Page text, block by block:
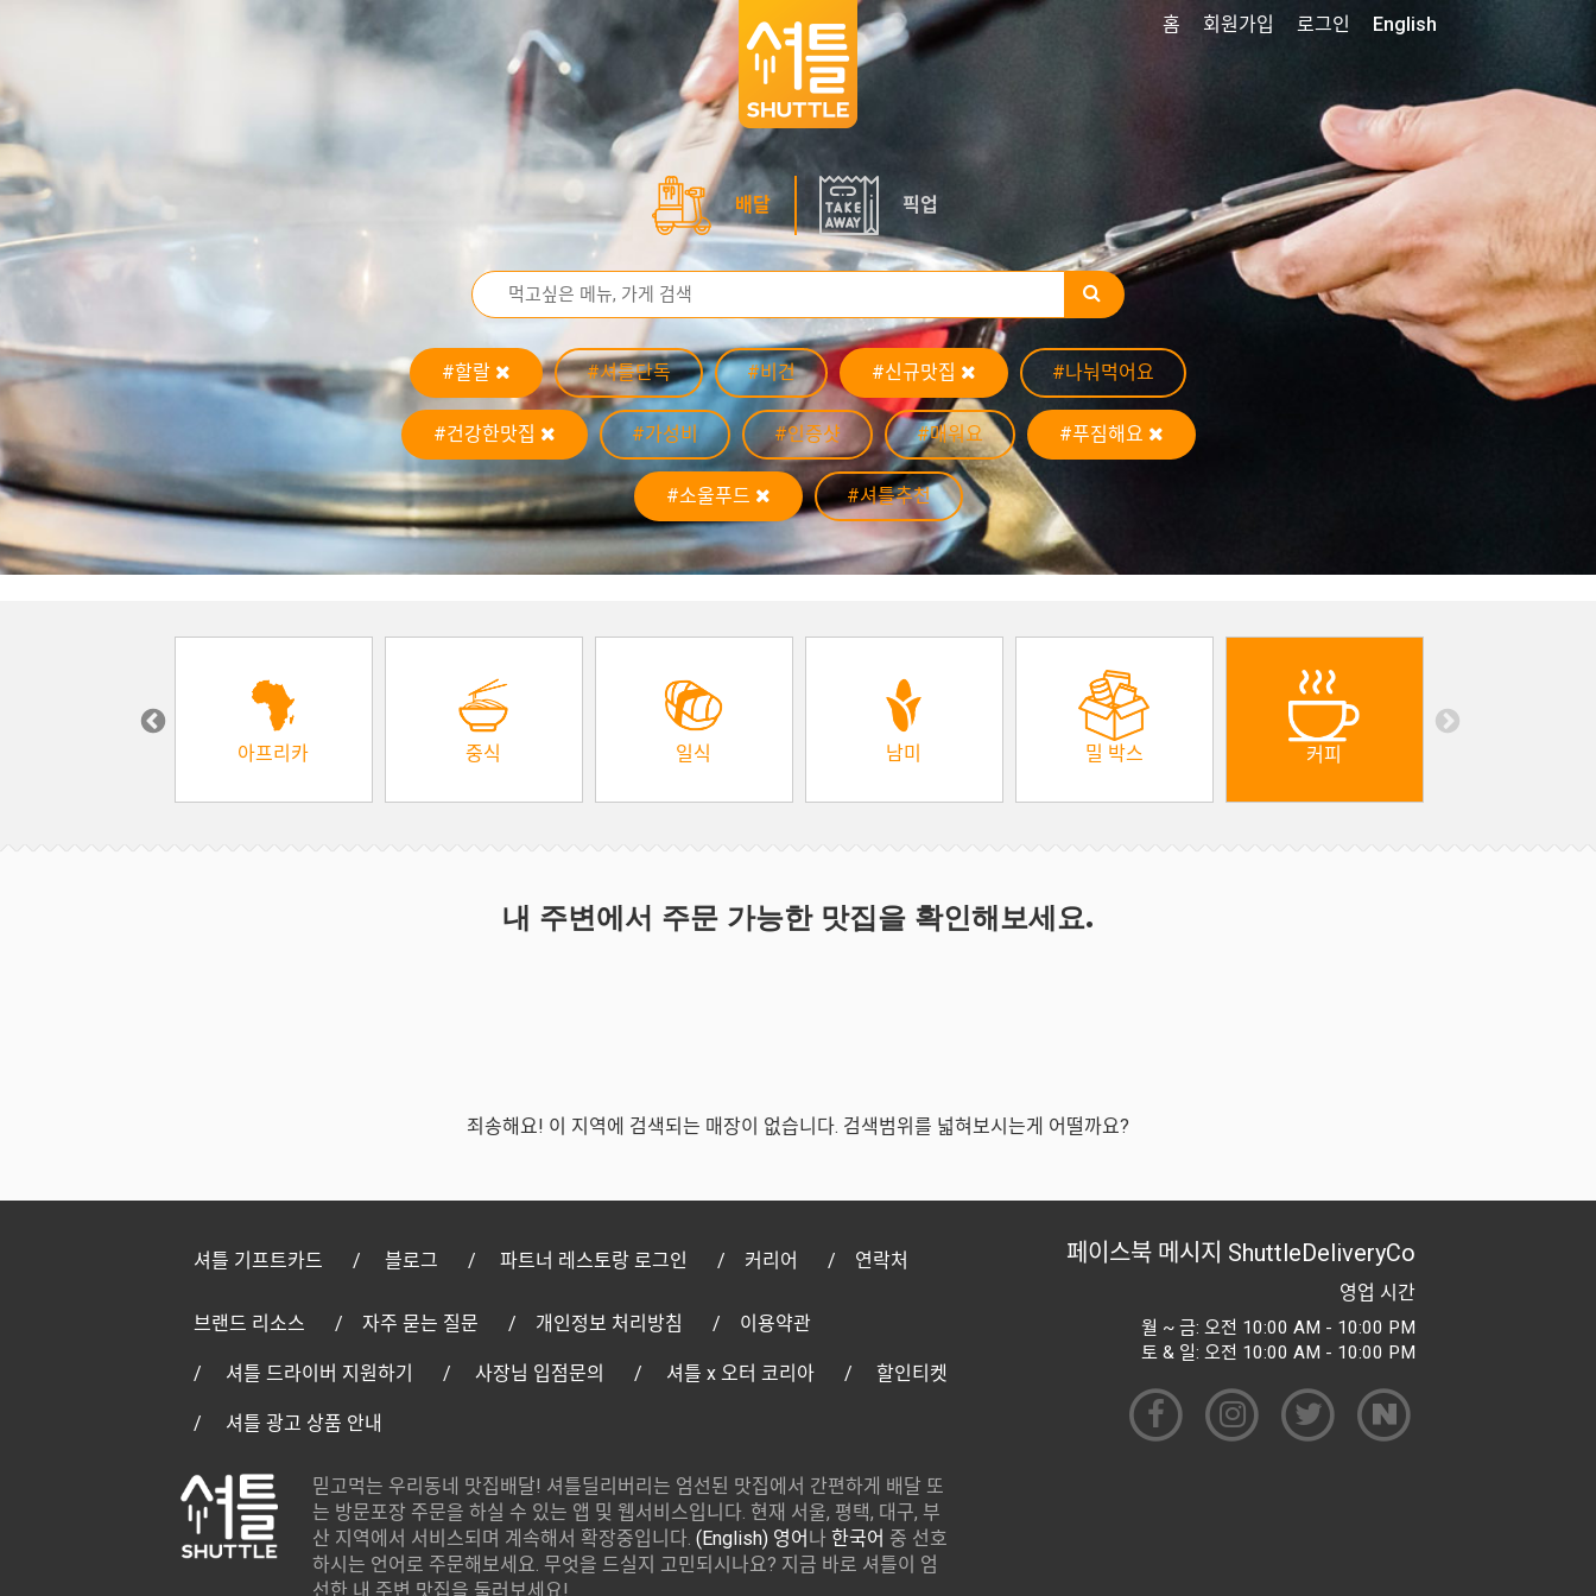
배달 픽업
#할랄 #셔틀단독 #비건 #신규맛집 #나눠먹어요
#건강한맛집 #가성비 #인증샷 #매워요 #푸짐해요
#소울푸드 #셔틀추천
홈 회원가입 로그인 English
아프리카 중식 일식 남미 밀 박스 커피
내 주변에서 주문 가능한 맛집을 확인해보세요.
죄송해요! 이 지역에 검색되는 매장이 없습니다. 검색범위를 넓혀보시는게 어떨까요?
셔틀 기프트카드 블로그 파트너 레스토랑 로그인 커리어 연락처
브랜드 리소스 자주 묻는 질문 개인정보 처리방침 이용약관
셔틀 드라이버 지원하기 사장님 입점문의 셔틀 x 오터 코리아 할인티켓
셔틀 광고 상품 안내
믿고먹는 우리동네 맛집배달! 셔틀딜리버리는 엄선된 맛집에서 간편하게 배달 또
는 방문포장 주문을 하실 수 있는 앱 및 웹서비스입니다. 현재 서울, 평택, 대구, 부
산 지역에서 서비스되며 계속해서 확장중입니다.(English) 영어 나한국어 중 선호
하시는 언어로 주문해보세요. 무엇을 드실지 고민되시나요? 지금 바로 셔틀이 엄
선한 내 주변 맛집을 둘러보세요!
페이스북 메시지 ShuttleDeliveryCo
영업 시간
월 ~ 금: 오전 10:00 AM - 10:00 PM
토 & 일: 오전 10:00 AM - 10:00 PM